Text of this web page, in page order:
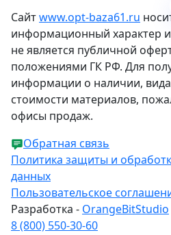
Сайтwww.opt-baza61.ru
информационный характер
не является публичной
положениями ГК РФ. Для
информации о наличии,
стоимости материалов,
офисы продаж.
Обратная связь
Политика защиты и
данных
Пользовательское
Разработка - OrangeBitStudio
8 (800) 550-30-60